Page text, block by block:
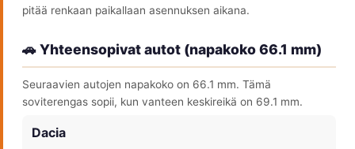
pitää renkaan paikallaan asennuksen aikana.
🚗 Yhteensopivat autot (napakoko 66.1 mm)
Seuraavien autojen napakoko on 66.1 mm. Tämä
soviterengas sopii, kun vanteen keskireikä on 69.1 mm.
Dacia